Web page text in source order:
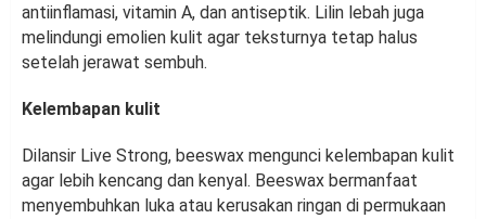
antiinflamasi, vitamin A, dan antiseptik. Lilin lebah juga
melindungi emolien kulit agar teksturnya tetap halus
setelah jerawat sembuh.
Kelembapan kulit
Dilansir Live Strong, beeswax mengunci kelembapan kulit
agar lebih kencang dan kenyal. Beeswax bermanfaat
menyembuhkan luka atau kerusakan ringan di permukaan